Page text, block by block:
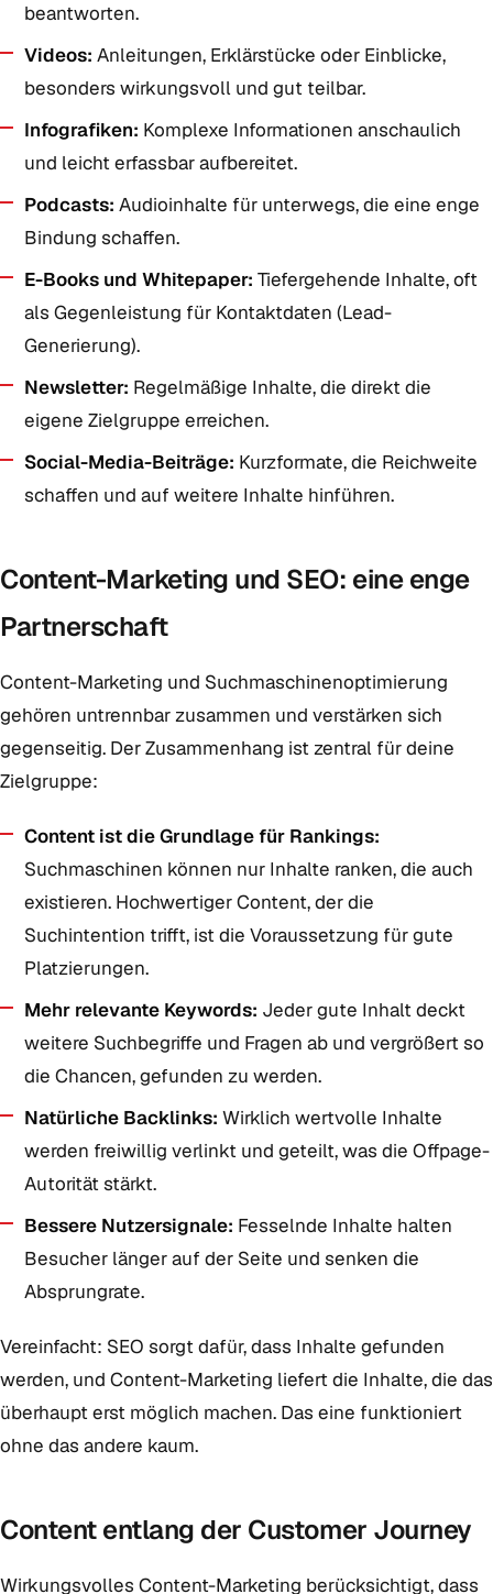
beantworten.
Videos: Anleitungen, Erklärstücke oder Einblicke,
besonders wirkungsvoll und gut teilbar.
Infografiken: Komplexe Informationen anschaulich
und leicht erfassbar aufbereitet.
Podcasts: Audioinhalte für unterwegs, die eine enge
Bindung schaffen.
E-Books und Whitepaper: Tiefergehende Inhalte, oft
als Gegenleistung für Kontaktdaten (Lead-
Generierung).
Newsletter: Regelmäßige Inhalte, die direkt die
eigene Zielgruppe erreichen.
Social-Media-Beiträge: Kurzformate, die Reichweite
schaffen und auf weitere Inhalte hinführen.
Content-Marketing und SEO: eine enge
Partnerschaft
Content-Marketing und Suchmaschinenoptimierung
gehören untrennbar zusammen und verstärken sich
gegenseitig. Der Zusammenhang ist zentral für deine
Zielgruppe:
Content ist die Grundlage für Rankings:
Suchmaschinen können nur Inhalte ranken, die auch
existieren. Hochwertiger Content, der die
Suchintention trifft, ist die Voraussetzung für gute
Platzierungen.
Mehr relevante Keywords: Jeder gute Inhalt deckt
weitere Suchbegriffe und Fragen ab und vergrößert so
die Chancen, gefunden zu werden.
Natürliche Backlinks: Wirklich wertvolle Inhalte
werden freiwillig verlinkt und geteilt, was die Offpage-
Autorität stärkt.
Bessere Nutzersignale: Fesselnde Inhalte halten
Besucher länger auf der Seite und senken die
Absprungrate.
Vereinfacht: SEO sorgt dafür, dass Inhalte gefunden
werden, und Content-Marketing liefert die Inhalte, die das
überhaupt erst möglich machen. Das eine funktioniert
ohne das andere kaum.
Content entlang der Customer Journey
Wirkungsvolles Content-Marketing berücksichtigt, dass